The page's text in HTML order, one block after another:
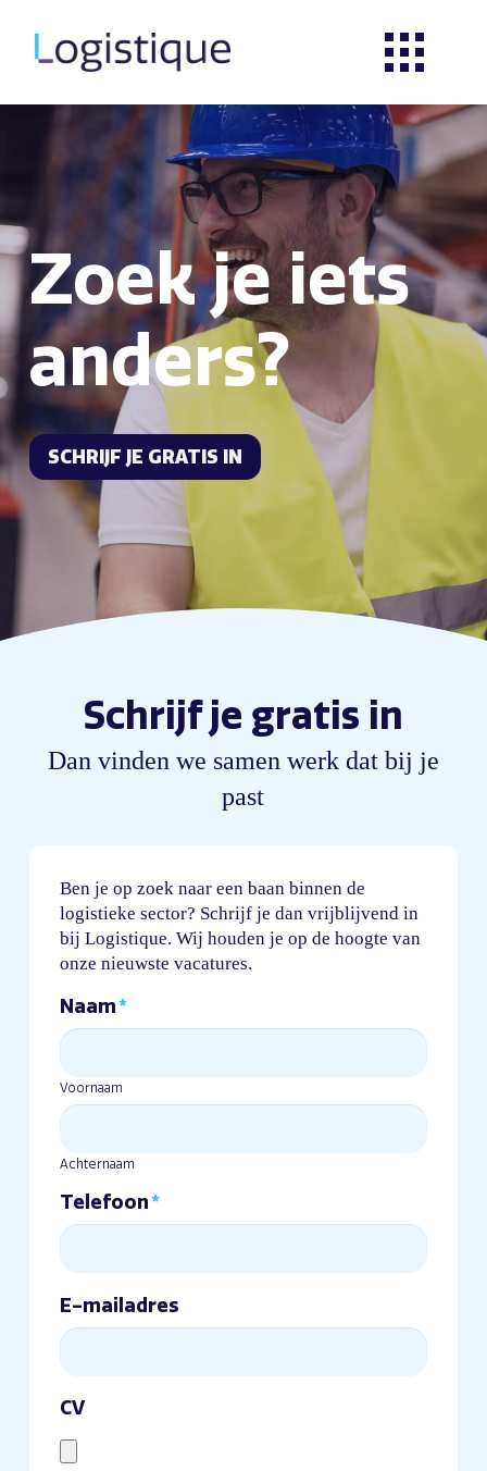
Zoek je iets
anders?
SCHRIJF JE GRATIS IN
Schrijf je gratis in
Dan vinden we samen werk dat bij je
past
Ben je op zoek naar een baan binnen de
logistieke sector? Schrijf je dan vrijblijvend in
bij Logistique. Wij houden je op de hoogte van
onze nieuwste vacatures.
Naam*
Voornaam
Achternaam
Telefoon*
E-mailadres
CV